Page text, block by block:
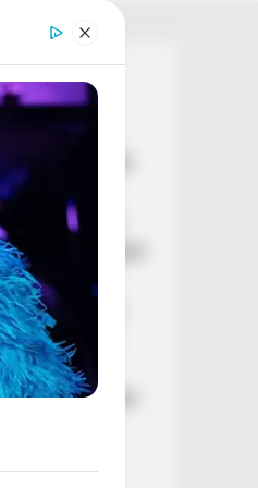
ÉS AZ
LÁZÁR
mások
eshetőségre
bíróság: 289
szól a
Ausztriából